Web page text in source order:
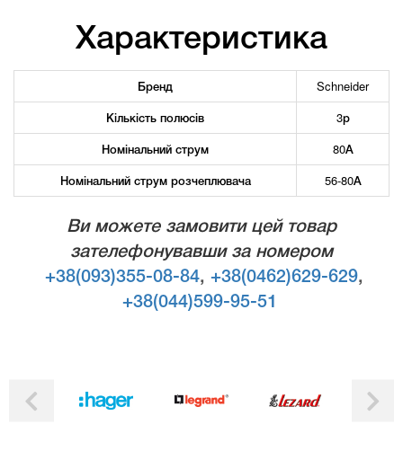
Характеристика
Бренд
Schneider
Кількість полюсів
3р
Номінальний струм
80А
Номінальний струм розчеплювача
56-80А
Ви можете замовити цей товар
зателефонувавши за номером
+38(093)355-08-84, +38(0462)629-629,
+38(044)599-95-51